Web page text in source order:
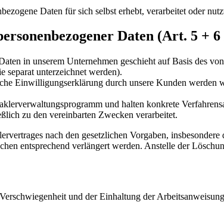
Daten für sich selbst erhebt, verarbeitet oder
Daten (Art. 5 +
in unserem Unternehmen geschieht auf Basis des
unterzeichnet werden).
Einwilligungserklärung durch unsere Kunden
und halten konkrete
zu den vereinbarten Zwecken verarbeitet.
nach den gesetzlichen Vorgaben,
entsprechend verlängert werden. Anstelle der
und der Einhaltung der